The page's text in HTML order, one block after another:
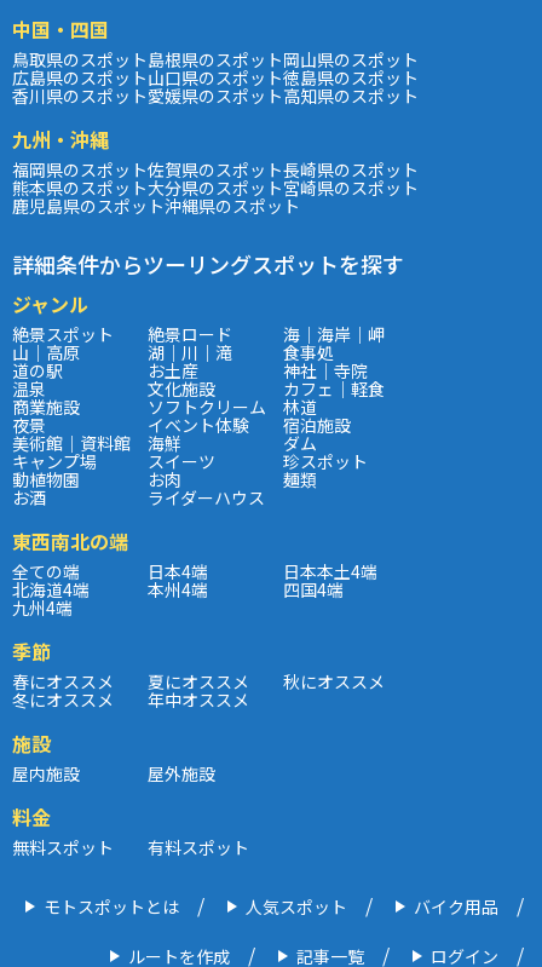
中国・四国
鳥取県のスポット島根県のスポット岡山県のスポット
広島県のスポット山口県のスポット徳島県のスポット
香川県のスポット愛媛県のスポット高知県のスポット
九州・沖縄
福岡県のスポット佐賀県のスポット長崎県のスポット
熊本県のスポット大分県のスポット宮崎県のスポット
鹿児島県のスポット沖縄県のスポット
詳細条件からツーリングスポットを探す
ジャンル
絶景スポット 絶景ロード 海｜海岸｜岬
山｜高原 湖｜川｜滝 食事処
道の駅 お土産 神社｜寺院
温泉 文化施設 カフェ｜軽食
商業施設 ソフトクリーム 林道
夜景 イベント体験 宿泊施設
美術館｜資料館 海鮮 ダム
キャンプ場 スイーツ 珍スポット
動植物園 お肉 麺類
お酒 ライダーハウス
東西南北の端
全ての端 日本4端 日本本土4端
北海道4端 本州4端 四国4端
九州4端
季節
春にオススメ 夏にオススメ 秋にオススメ
冬にオススメ 年中オススメ
施設
屋内施設 屋外施設
料金
無料スポット 有料スポット
モトスポットとは 人気スポット バイク用品
ルートを作成 記事一覧 ログイン